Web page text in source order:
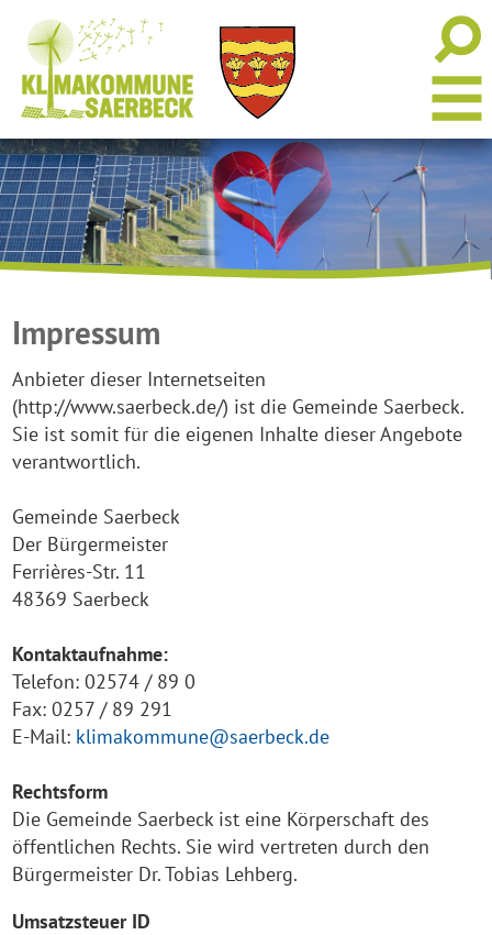
Impressum
Anbieter dieser Internetseiten
(http://www.saerbeck.de/) ist die Gemeinde Saerbeck.
Sie ist somit für die eigenen Inhalte dieser Angebote
verantwortlich.
Gemeinde Saerbeck
Der Bürgermeister
Ferrières-Str. 11
48369 Saerbeck
Kontaktaufnahme:
Telefon: 02574 / 89 0
Fax: 0257 / 89 291
E-Mail: klimakommune@saerbeck.de
Rechtsform
Die Gemeinde Saerbeck ist eine Körperschaft des
öffentlichen Rechts. Sie wird vertreten durch den
Bürgermeister Dr. Tobias Lehberg.
Umsatzsteuer ID